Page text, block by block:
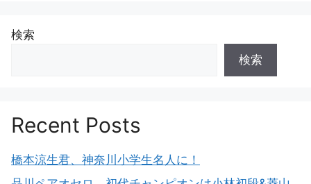
検索
検索
Recent Posts
橋本涼生君、神奈川小学生名人に！